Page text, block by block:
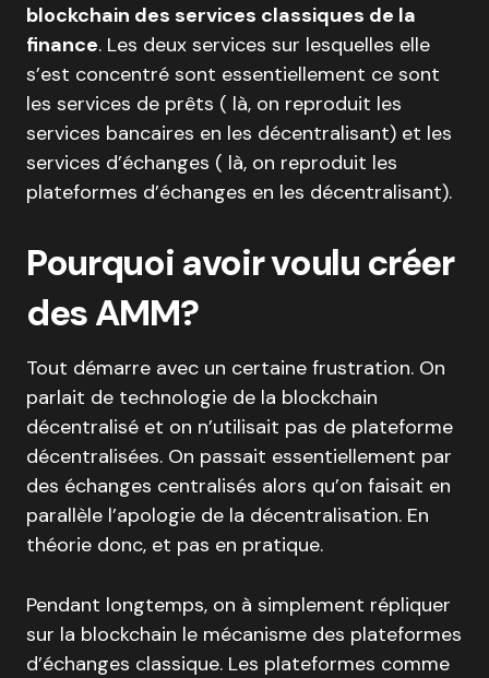
blockchain des services classiques de la
finance. Les deux services sur lesquelles elle
s’est concentré sont essentiellement ce sont
les services de prêts ( là, on reproduit les
services bancaires en les décentralisant) et les
services d’échanges ( là, on reproduit les
plateformes d’échanges en les décentralisant).
Pourquoi avoir voulu créer
des AMM?
Tout démarre avec un certaine frustration. On
parlait de technologie de la blockchain
décentralisé et on n’utilisait pas de plateforme
décentralisées. On passait essentiellement par
des échanges centralisés alors qu’on faisait en
parallèle l’apologie de la décentralisation. En
théorie donc, et pas en pratique.
Pendant longtemps, on à simplement répliquer
sur la blockchain le mécanisme des plateformes
d’échanges classique. Les plateformes comme